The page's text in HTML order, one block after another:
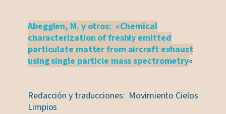
Abegglen, M. y otros: «Chemical
characterization of freshly emitted
particulate matter from aircraft exhaust
using single particle mass spectrometry«
Redacción y traducciones: Movimiento Cielos
Limpios